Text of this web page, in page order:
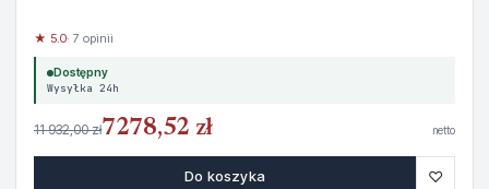
★ 5.0· 7 opinii
Dostępny
Wysyłka 24h
11 932,00 zł7278,52 zł netto
Do koszyka ♡